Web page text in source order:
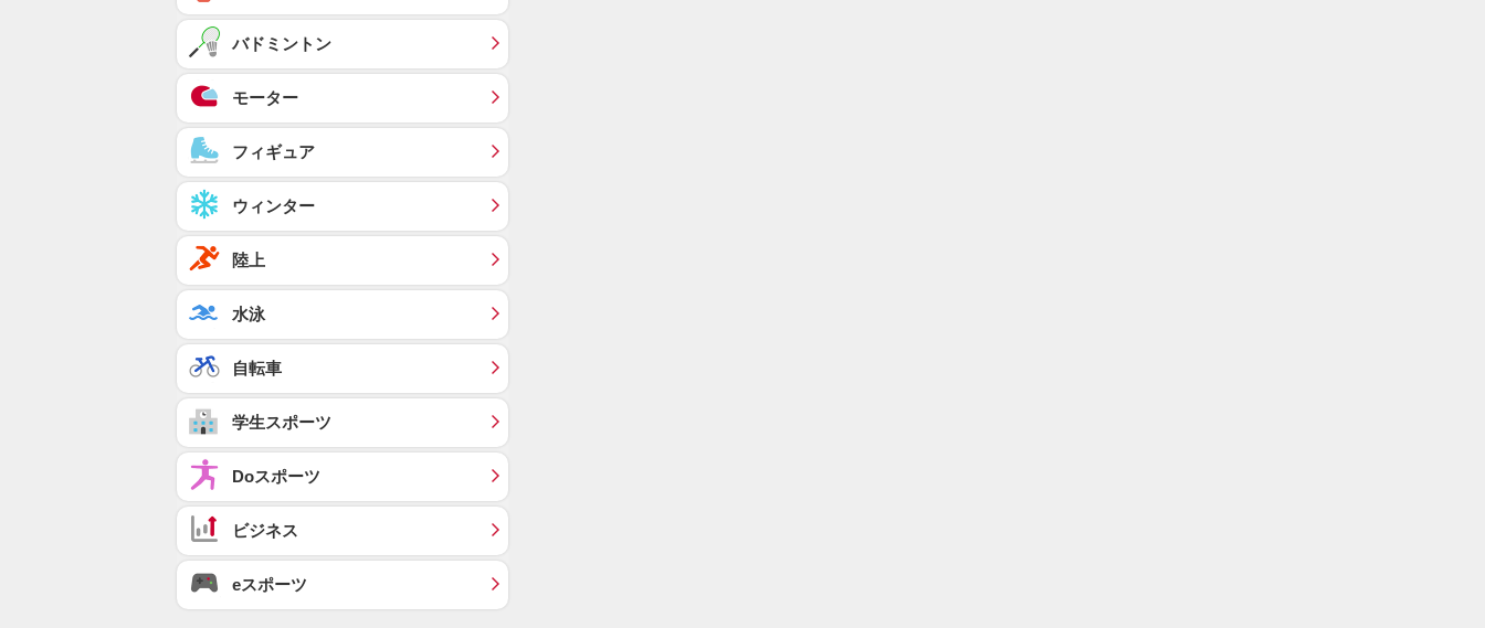
バドミントン
モーター
フィギュア
ウィンター
陸上
水泳
自転車
学生スポーツ
Doスポーツ
ビジネス
eスポーツ